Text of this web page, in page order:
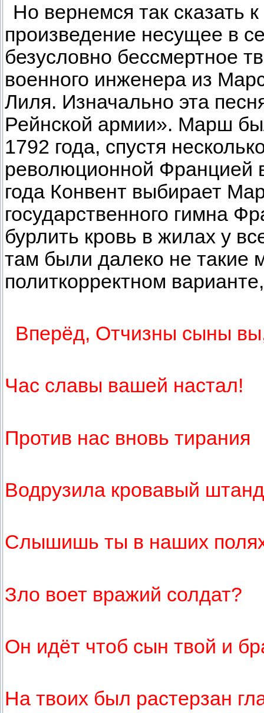
Но вернемся так сказать
произведение несущее в
безусловно бессмертное
военного инженера из
Лиля. Изначально эта
Рейнской армии». Марш
1792 года, спустя
революционной Францией
года Конвент выбирает
государственного гимна
бурлить кровь в жилах у
там были далеко не
политкорректном
Вперёд, Отчизны сыны
Час славы вашей настал!
Против нас вновь тирания
Водрузила кровавый
Слышишь ты в наших
Зло воет вражий солдат?
Он идёт чтоб сын твой и
На твоих был растерзан